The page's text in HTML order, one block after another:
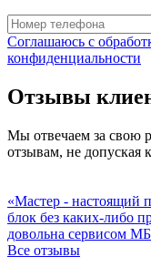
Соглашаюсь с
конфиденциальности
Отзывы
Мы отвечаем за свою
отзывам, не допуская
«Мастер - настоящий
блок без каких-либо
довольна сервисом
Все отзывы